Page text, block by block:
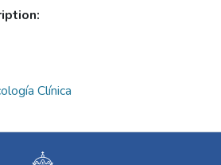
Clínica